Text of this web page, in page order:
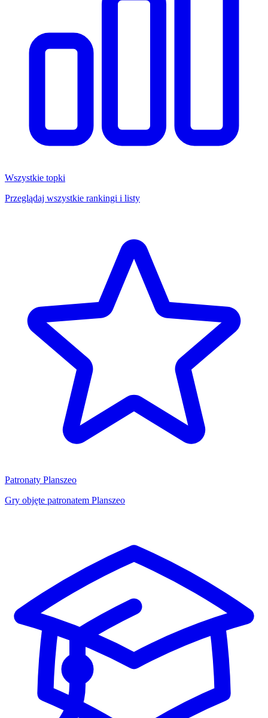
Wszystkie topki
Przeglądaj wszystkie rankingi i listy
Patronaty Planszeo
Gry objęte patronatem Planszeo